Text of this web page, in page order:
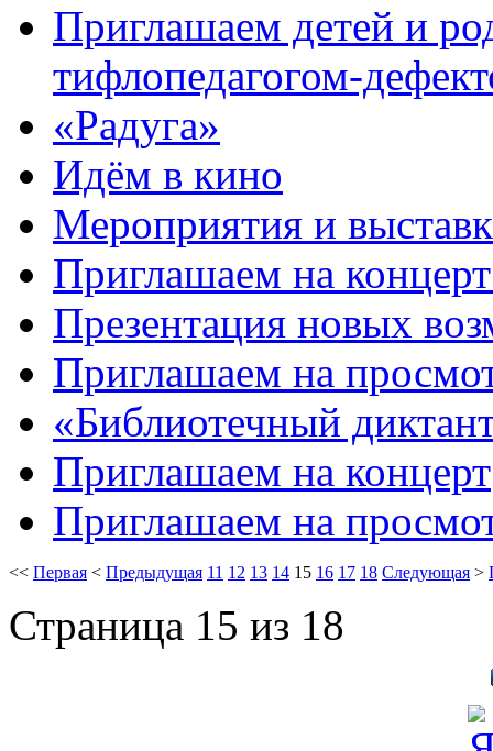
Приглашаем детей и
тифлопедагогом-
«Радуга»
Идём в кино
Мероприятия и
Приглашаем на
Презентация новых
Приглашаем на
«Библиотечный
Приглашаем на концерт
Приглашаем на
<< Первая < Предыдущая 11 12 13 14 15 16 17 18 Следующая >
Страница 15 из 18